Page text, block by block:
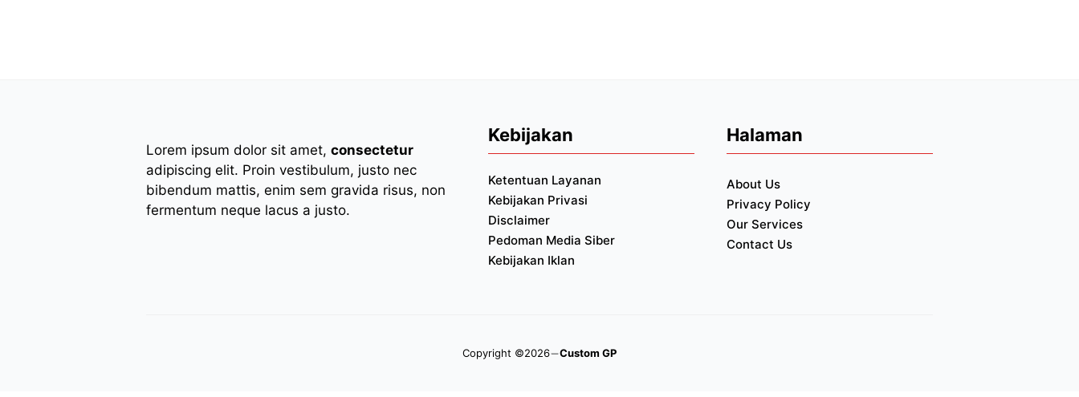
Lorem ipsum dolor sit amet, consectetur
adipiscing elit. Proin vestibulum, justo nec
bibendum mattis, enim sem gravida risus, non
fermentum neque lacus a justo.
Kebijakan
Ketentuan Layanan
Kebijakan Privasi
Disclaimer
Pedoman Media Siber
Kebijakan Iklan
Halaman
About Us
Privacy Policy
Our Services
Contact Us
Copyright ©2026 Custom GP